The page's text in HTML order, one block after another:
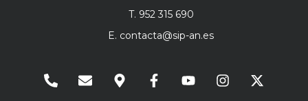
T. 952 315 690
E. contacta@sip-an.es